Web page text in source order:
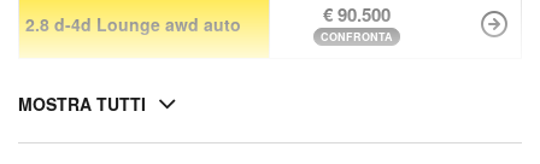
2.8 d-4d Lounge awd auto € 90.500
CONFRONTA
MOSTRA TUTTI